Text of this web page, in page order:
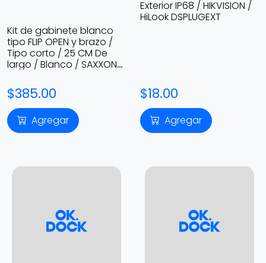
Kit de gabinete blanco
tipo FLIP OPEN y brazo /
Tipo corto / 25 CM De
largo / Blanco / SAXXON
$385.00
Agregar
Exterior IP68 / HIKVISION /
HiLook DSPLUGEXT
$18.00
Agregar